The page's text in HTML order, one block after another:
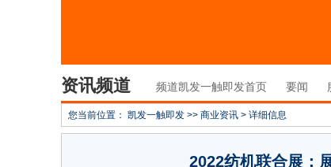
资讯频道 频道凯发一触即发首页 要闻
您当前位置： 凯发一触即发 >> 商业资讯 > 详细信息
2022纺机联合展：